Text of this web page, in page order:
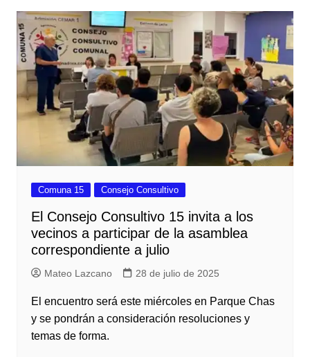
Comuna 15 Consejo Consultivo
El Consejo Consultivo 15 invita a los
vecinos a participar de la asamblea
correspondiente a julio
Mateo Lazcano 28 de julio de 2025
El encuentro será este miércoles en Parque Chas
y se pondrán a consideración resoluciones y
temas de forma.